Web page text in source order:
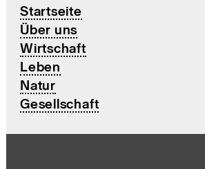
Startseite
Über uns
Wirtschaft
Leben
Natur
Gesellschaft